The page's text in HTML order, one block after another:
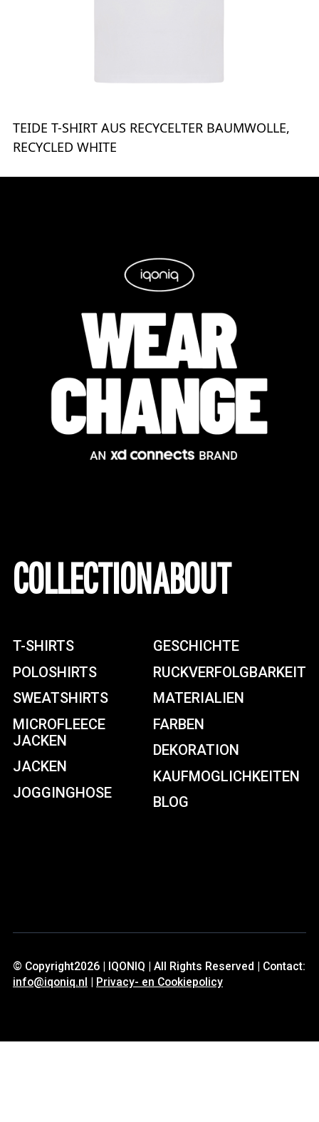
TEIDE T-SHIRT AUS RECYCELTER BAUMWOLLE,
RECYCLED WHITE
COLLECTION
T-SHIRTS
POLOSHIRTS
SWEATSHIRTS
MICROFLEECE
JACKEN
JACKEN
JOGGINGHOSE
ABOUT
GESCHICHTE
RUCKVERFOLGBARKEIT
MATERIALIEN
FARBEN
DEKORATION
KAUFMOGLICHKEITEN
BLOG
© Copyright2026 | IQONIQ | All Rights Reserved | Contact:
info@iqoniq.nl | Privacy- en Cookiepolicy